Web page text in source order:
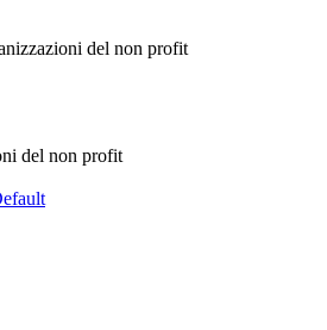
del non profit
del non profit